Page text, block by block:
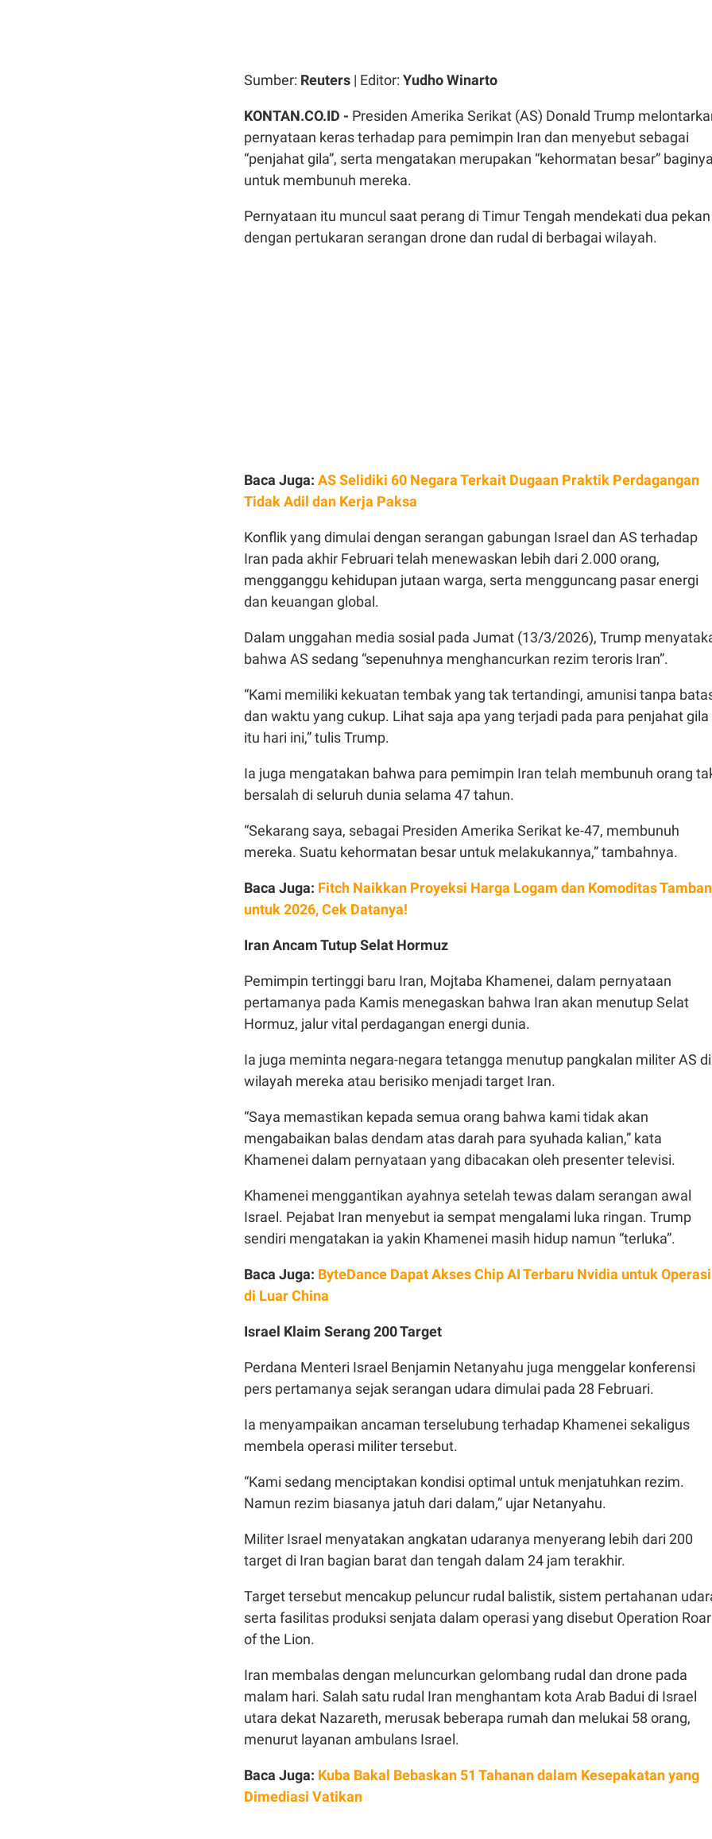
Sumber: Reuters | Editor: Yudho Winarto
KONTAN.CO.ID - Presiden Amerika Serikat (AS) Donald Trump
pernyataan keras terhadap para pemimpin Iran dan menyebut sebagai
“penjahat gila”, serta mengatakan merupakan “kehormatan besar”
untuk membunuh mereka.
Pernyataan itu muncul saat perang di Timur Tengah mendekati dua pekan
dengan pertukaran serangan drone dan rudal di berbagai wilayah.
Baca Juga: AS Selidiki 60 Negara Terkait Dugaan Praktik Perdagangan
Tidak Adil dan Kerja Paksa
Konflik yang dimulai dengan serangan gabungan Israel dan AS terhadap
Iran pada akhir Februari telah menewaskan lebih dari 2.000 orang,
mengganggu kehidupan jutaan warga, serta mengguncang pasar energi
dan keuangan global.
Dalam unggahan media sosial pada Jumat (13/3/2026), Trump
bahwa AS sedang “sepenuhnya menghancurkan rezim teroris Iran”.
“Kami memiliki kekuatan tembak yang tak tertandingi, amunisi tanpa
dan waktu yang cukup. Lihat saja apa yang terjadi pada para penjahat gila
itu hari ini,” tulis Trump.
Ia juga mengatakan bahwa para pemimpin Iran telah membunuh orang
bersalah di seluruh dunia selama 47 tahun.
“Sekarang saya, sebagai Presiden Amerika Serikat ke-47, membunuh
mereka. Suatu kehormatan besar untuk melakukannya,” tambahnya.
Baca Juga: Fitch Naikkan Proyeksi Harga Logam dan Komoditas
untuk 2026, Cek Datanya!
Iran Ancam Tutup Selat Hormuz
Pemimpin tertinggi baru Iran, Mojtaba Khamenei, dalam pernyataan
pertamanya pada Kamis menegaskan bahwa Iran akan menutup Selat
Hormuz, jalur vital perdagangan energi dunia.
Ia juga meminta negara-negara tetangga menutup pangkalan militer AS di
wilayah mereka atau berisiko menjadi target Iran.
“Saya memastikan kepada semua orang bahwa kami tidak akan
mengabaikan balas dendam atas darah para syuhada kalian,” kata
Khamenei dalam pernyataan yang dibacakan oleh presenter televisi.
Khamenei menggantikan ayahnya setelah tewas dalam serangan awal
Israel. Pejabat Iran menyebut ia sempat mengalami luka ringan. Trump
sendiri mengatakan ia yakin Khamenei masih hidup namun “terluka”.
Baca Juga: ByteDance Dapat Akses Chip AI Terbaru Nvidia untuk Operasi
di Luar China
Israel Klaim Serang 200 Target
Perdana Menteri Israel Benjamin Netanyahu juga menggelar konferensi
pers pertamanya sejak serangan udara dimulai pada 28 Februari.
Ia menyampaikan ancaman terselubung terhadap Khamenei sekaligus
membela operasi militer tersebut.
“Kami sedang menciptakan kondisi optimal untuk menjatuhkan rezim.
Namun rezim biasanya jatuh dari dalam,” ujar Netanyahu.
Militer Israel menyatakan angkatan udaranya menyerang lebih dari 200
target di Iran bagian barat dan tengah dalam 24 jam terakhir.
Target tersebut mencakup peluncur rudal balistik, sistem pertahanan
serta fasilitas produksi senjata dalam operasi yang disebut Operation Roar
of the Lion.
Iran membalas dengan meluncurkan gelombang rudal dan drone pada
malam hari. Salah satu rudal Iran menghantam kota Arab Badui di Israel
utara dekat Nazareth, merusak beberapa rumah dan melukai 58 orang,
menurut layanan ambulans Israel.
Baca Juga: Kuba Bakal Bebaskan 51 Tahanan dalam Kesepakatan yang
Dimediasi Vatikan